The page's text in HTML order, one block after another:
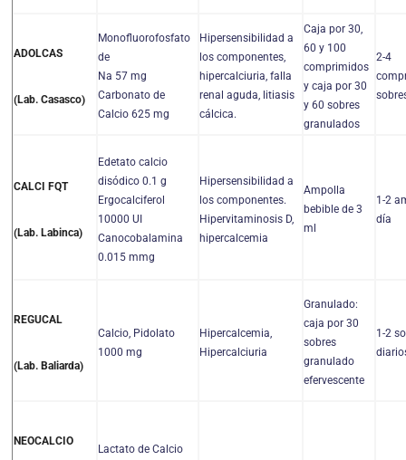
ADOLCAS
(Lab. Casasco)
Monofluorofosfato
de
Na 57 mg
Carbonato de
Calcio 625 mg
Hipersensibilidad a
los componentes,
hipercalciuria, falla
renal aguda, litiasis
cálcica.
Caja por 30,
60 y 100
comprimidos
y caja por 30
y 60 sobres
granulados
2-4
CALCI FQT
(Lab. Labinca)
Edetato calcio
disódico 0.1 g
Ergocalciferol
10000 UI
Canocobalamina
0.015 mmg
Hipersensibilidad a
los componentes.
Hipervitaminosis D,
hipercalcemia
Ampolla
bebible de 3
ml
1-2
día
REGUCAL
(Lab. Baliarda)
Calcio, Pidolato
1000 mg
Hipercalcemia,
Hipercalciuria
Granulado:
caja por 30
sobres
granulado
efervescente
1-2
NEOCALCIO
Lactato de Calcio